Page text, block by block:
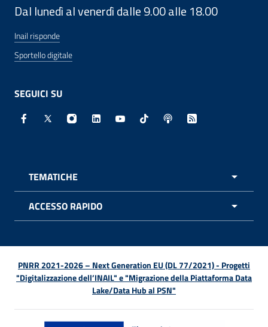
Dal lunedì al venerdì dalle 9.00 alle 18.00
Inail risponde
Sportello digitale
SEGUICI SU
Facebook - Sito esterno - Apertura in nuova finestra
X - Sito esterno - Apertura in nuova finestra
Instagram - Sito esterno - Apertura in
Linkedin - Sito esterno - Apertura in
Youtube - Sito esterno -
TikTok - Sito esterno -
Spreaker - Sito
Feed RSS -
TEMATICHE
ACCESSO RAPIDO
PNRR 2021-2026 – Next Generation EU (DL 77/2021) - Progetti
"Digitalizzazione dell’INAIL" e "Migrazione della Piattaforma Data
Lake/Data Hub al PSN"